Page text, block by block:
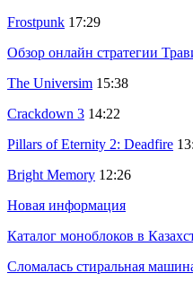
Frostpunk 17:29
Обзор онлайн стратегии
The Universim 15:38
Crackdown 3 14:22
Pillars of Eternity 2: Deadfire
Bright Memory 12:26
Новая информация
Каталог моноблоков в
Сломалась стиральная